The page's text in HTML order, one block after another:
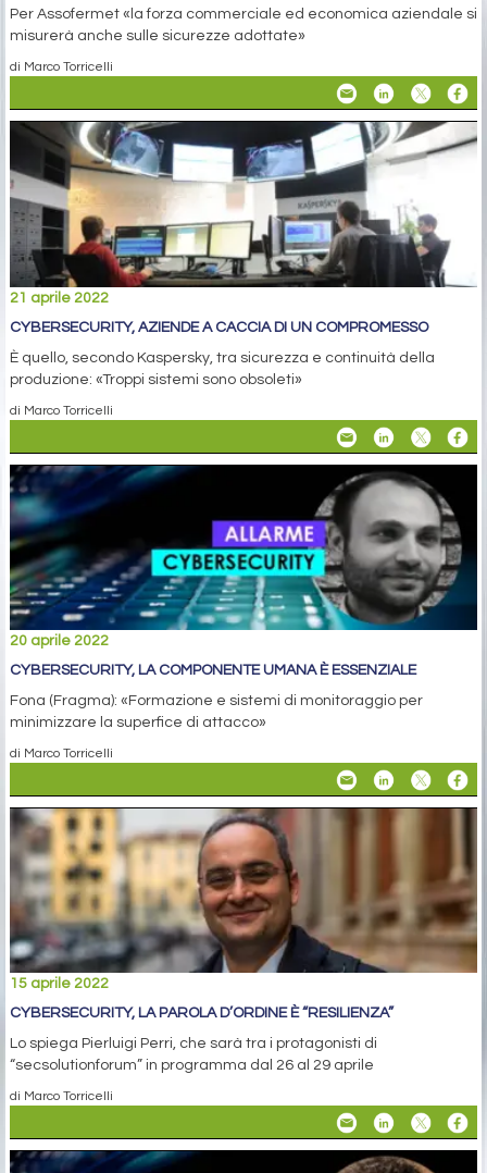
Per Assofermet «la forza commerciale ed economica aziendale si
misurerà anche sulle sicurezze adottate»
di Marco Torricelli
21 aprile 2022
CYBERSECURITY, AZIENDE A CACCIA DI UN COMPROMESSO
È quello, secondo Kaspersky, tra sicurezza e continuità della
produzione: «Troppi sistemi sono obsoleti»
di Marco Torricelli
20 aprile 2022
CYBERSECURITY, LA COMPONENTE UMANA È ESSENZIALE
Fona (Fragma): «Formazione e sistemi di monitoraggio per
minimizzare la superfice di attacco»
di Marco Torricelli
15 aprile 2022
CYBERSECURITY, LA PAROLA D’ORDINE È “RESILIENZA”
Lo spiega Pierluigi Perri, che sarà tra i protagonisti di
“secsolutionforum” in programma dal 26 al 29 aprile
di Marco Torricelli